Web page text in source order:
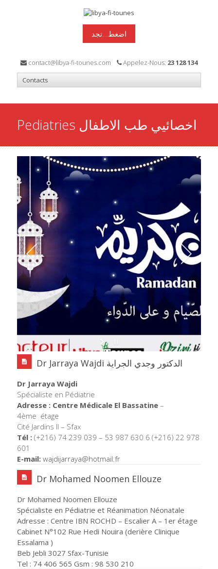
اضغط...تجد
contact@libya-fi-tounes.com Appelez-Nous: 23 128 134
Pediatries اخصائيي طب الاطفال
Dr Jarraya Wajdi الدكتور وجدي الجراية
Dr Jarraya Wajdi
Spécialiste en Pédiatrie
Adresse : Centre Médicale El Bassatine –
4ème étage
Cité Jardins II – Sfax
Tél : (+216) 74 239 039 – 53 987 630 6 (+216) 22 978
601
E-mail: wajdijarraya@hotmail. fr
Dr Mohamed Noomen Ellouze
Dr Mohamed Noomen Ellouze
Spécialiste en Pédiatrie et Réanimation Néonatale
Adresse : Centre IBN ROCHD – Escalier A – 1er étage
Cabinet N°102 Rue Hedi Nouira (derière Clinique
Essalama )
Beb Jebli 3027 Sfax-Tunisie
Tel : 74 406 565 Gsm : 98 530 210